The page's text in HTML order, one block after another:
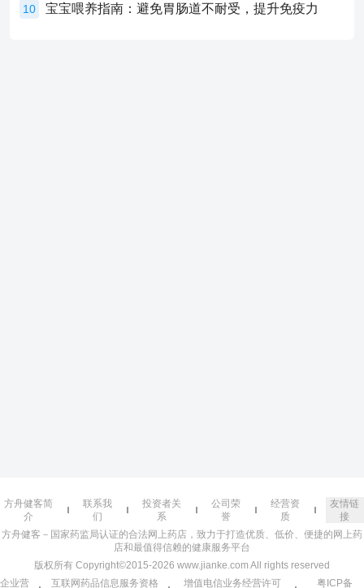
10 宝宝喂养指南：避免胃肠道不耐受，提升免疫力
方舟健客简
介
联系我
们
投资者关
系
公司荣
誉
经营资
质
友情链
接
方舟健客－国家药监局认证的合法网上药店，致力于打造优质、低价、便捷的网上药
店和最值得信赖的健康服务平台
版权所有 Copyright©2015-2026 www.jianke.com All rights reserved
企业营
互联网药品信息服务资格 增值电信业务经营许可 粤ICP备